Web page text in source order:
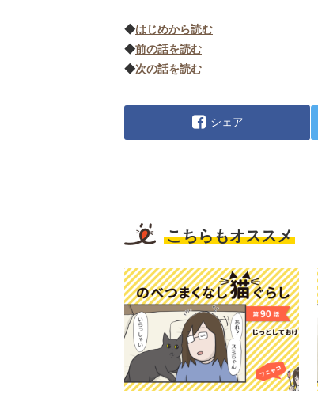
◆はじめから読む
◆前の話を読む
◆次の話を読む
シェア
こちらもオススメ